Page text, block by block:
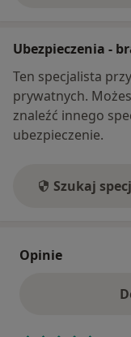
Ubezpieczenia -
Ten specjalista
prywatnych.
znaleźć innego
ubezpieczenie.
Szukaj
Opinie